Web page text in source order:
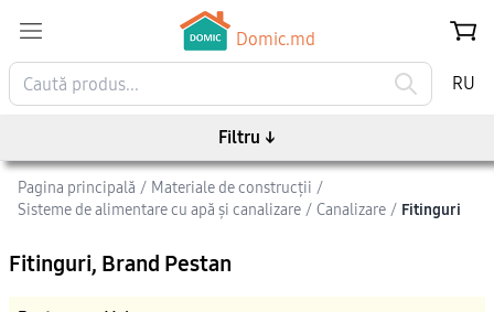
Domic.md
RU
Pagina principală / Materiale de construcții /
Sisteme de alimentare cu apă și canalizare / Canalizare / Fitinguri
Fitinguri, Brand Pestan
Filtru ↓